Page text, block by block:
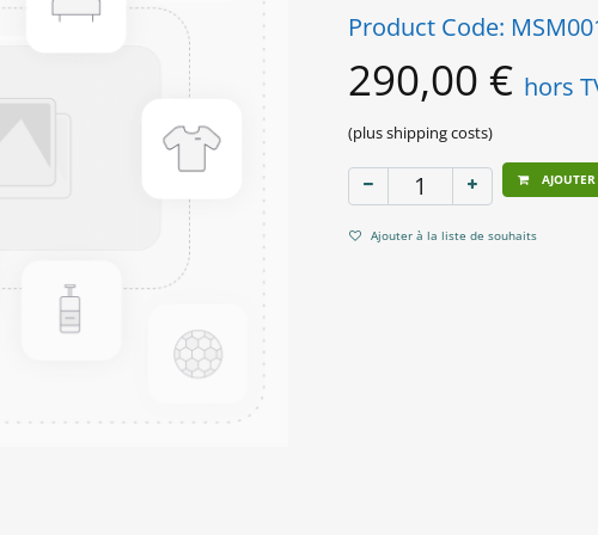
Product Code:
290,00 € hors
(plus shipping costs)
Ajouter à la liste de souhaits